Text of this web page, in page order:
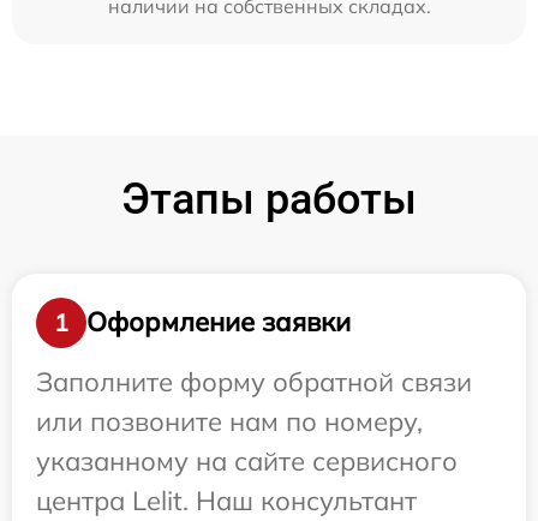
наличии на собственных складах.
Этапы работы
1
Оформление заявки
Заполните форму обратной связи
или позвоните нам по номеру,
указанному на сайте сервисного
центра Lelit. Наш консультант